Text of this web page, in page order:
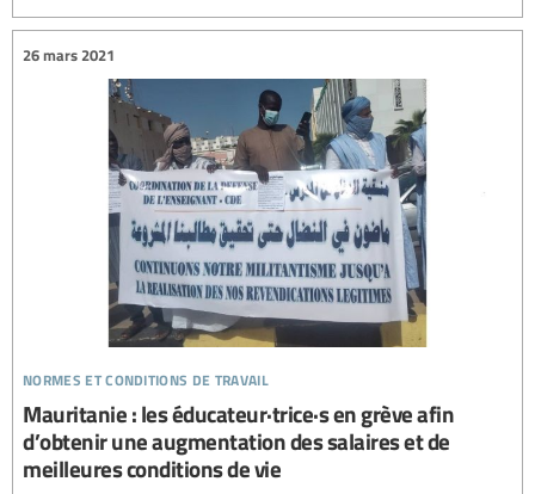
normes et conditions de travail
26 mars 2021
Mauritanie : les éducateur·trice·s en grève afin
d’obtenir une augmentation des salaires et de
meilleures conditions de vie